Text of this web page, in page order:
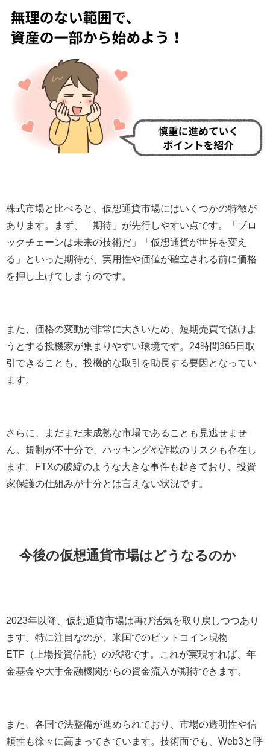
株式市場と比べると、仮想通貨市場にはいくつかの特徴が
あります。まず、「期待」が先行しやすい点です。「ブロ
ックチェーンは未来の技術だ」「仮想通貨が世界を変え
る」といった期待が、実用性や価値が確立される前に価格
を押し上げてしまうのです。
また、価格の変動が非常に大きいため、短期売買で儲けよ
うとする投機家が集まりやすい環境です。24時間365日取
引できることも、投機的な取引を助長する要因となってい
ます。
さらに、まだまだ未成熟な市場であることも見逃せませ
ん。規制が不十分で、ハッキングや詐欺のリスクも存在し
ます。FTXの破綻のような大きな事件も起きており、投資
家保護の仕組みが十分とは言えない状況です。
今後の仮想通貨市場はどうなるのか
2023年以降、仮想通貨市場は再び活気を取り戻しつつあり
ます。特に注目なのが、米国でのビットコイン現物
ETF（上場投資信託）の承認です。これが実現すれば、年
金基金や大手金融機関からの資金流入が期待できます。
また、各国で法整備が進められており、市場の透明性や信
頼性も徐々に高まってきています。技術面でも、Web3と呼